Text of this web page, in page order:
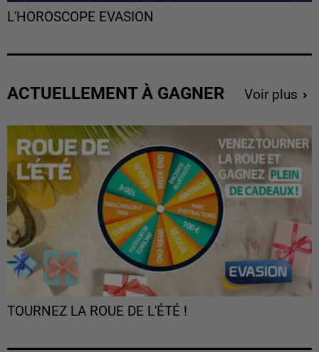
L'HOROSCOPE EVASION
ACTUELLEMENT À GAGNER Voir plus
TOURNEZ LA ROUE DE L'ÉTÉ !